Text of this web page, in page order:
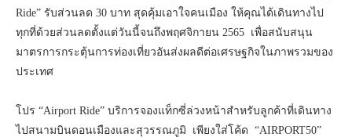
Ride” รับส่วนลด 30 บาท สุดคุ้มเอาใจคนเมือง ให้คุณได้เดินทางไป
ทุกที่ด้วยส่วนลดตั้งแต่วันนี้จนถึงพฤศจิกายน 2565 เพื่อสนับสนุน
มาตรการกระตุ้นการท่องเที่ยวอันส่งผลดีต่อเศรษฐกิจในภาพรวมของ
ประเทศ
โปร “Airport Ride” บริการจองแท็กซี่ล่วงหน้าสำหรับลูกค้าที่เดินทาง
ไปสนามบินดอนเมืองและสุวรรณภูมิ เพียงใส่โค้ด “AIRPORT50”